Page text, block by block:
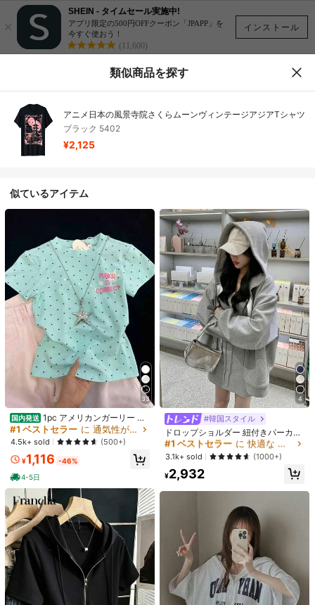
インストール
×
SHEIN - タイムセール実施中!
アプリ限定の500円OFFクーポン「JPAPP」を
今すぐ使おう！
(11,600)
1/14
¥2,125 -20% ¥2,657
3日間配達 最短で8月13日に到着
アニメ日本の風景寺院さくらムーンヴィンテージアジアTシャツ
サイズ
S M XXXL
サイズガイド
お探しのサイズがありませんか？ 教えてください
すべての サイズ は3日間配達 の対象となります
類似商品を探す
アニメ日本の風景寺院さくらムーンヴィンテージアジアTシャツ
ブラック 5402
¥2,125
似ているアイテム
33
国内発送 1pc アメリカンガーリー オ
リジナルTシャツ オールオーバー柄
ピクセルアニメ ドット拼色 長袖フィ
ット インスタ映え
#1 ベストセラー に 通気性がある レディーススウェットシャツ＆パーカー
4.5k+ sold (500+)
¥1,116 -46%
4-5日
4
#韓国スタイル
ドロップショルダー 紐付きパーカ
ー、長袖 カジュアル トップス 春
#1 ベストセラー
売り切れ間近！
#1 ベストセラー に 快適な レディーススウェットシャツ＆パーカー
売り切れ間近！
#1 ベストセラー に 快適な レディーススウェットシャツ＆パーカー
売り切れ間近！
#1 ベストセラー
売り切れ間近！
3.1k+ sold (1000+)
¥2,932